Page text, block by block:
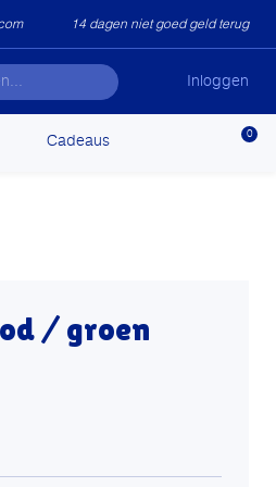
14 dagen niet goed geld terug
Inloggen
Cadeaus 0
/ groen